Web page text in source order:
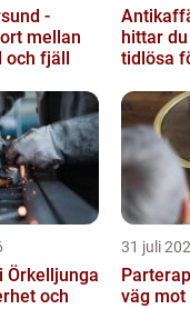
-
mellan
och fjäll
hittar
tidlösa
Örkelljunga
och
31 juli
väg